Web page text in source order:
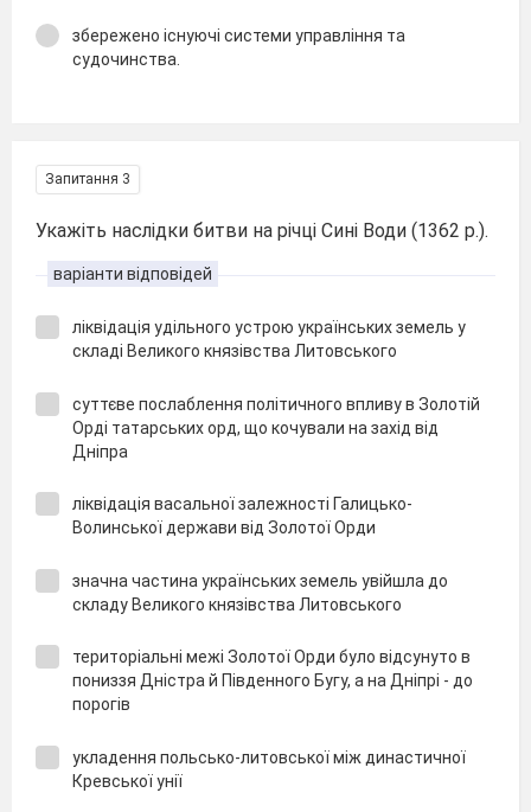
збережено існуючі системи управління та
судочинства.
Запитання 3
Укажіть наслідки битви на річці Сині Води (1362 р.).
варіанти відповідей
ліквідація удільного устрою українських земель у
складі Великого князівства Литовського
суттєве послаблення політичного впливу в Золотій
Орді татарських орд, що кочували на захід від
Дніпра
ліквідація васальної залежності Галицько-
Волинської держави від Золотої Орди
значна частина українських земель увійшла до
складу Великого князівства Литовського
територіальні межі Золотої Орди було відсунуто в
пониззя Дністра й Південного Бугу, а на Дніпрі - до
порогів
укладення польсько-литовської між династичної
Кревської унії